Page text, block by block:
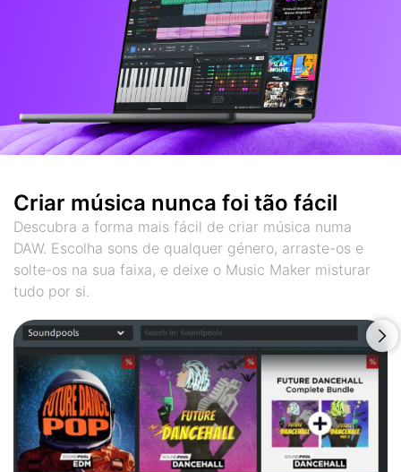
Criar música nunca foi tão fácil
Descubra a forma mais fácil de criar música numa
DAW. Escolha sons de qualquer género, arraste-os e
solte-os na sua faixa, e deixe o Music Maker misturar
tudo por si.